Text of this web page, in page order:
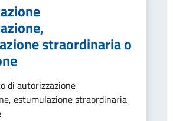
straordinaria o
di autorizzazione
estumulazione straordinaria